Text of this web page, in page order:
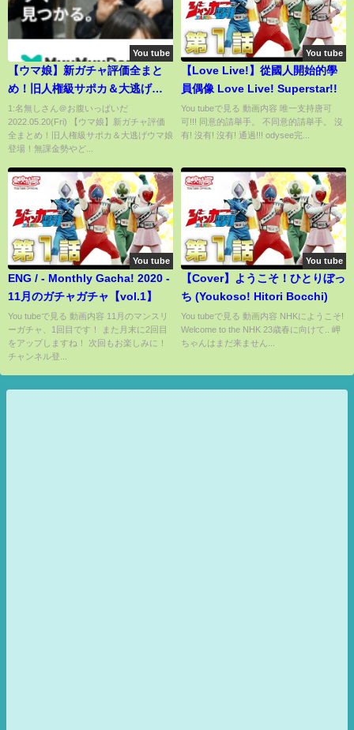
You tube
【ウマ娘】新ガチャ評価全まと
め！旧人権級サポカ＆大逃げウ
マ娘登場！無課金勢やどんな人
が引くべきか詳しく解説！メジ
ロパーマー/SSRマチカネフクキ
チャ【うまむすめ】
1:名無しさん＠お腹いっぱいだ
2022.05.20(Fri) 【ウマ娘】新ガチャ評価
全まとめ！旧人権級サポカ＆大逃げウマ娘
登場！無課金勢やど...
You tube
【Love Live!】從國人開始的學
員偶像 Love Live! Superstar!!
You tubeで見る 動画内容 唯一支持唐可
可!!! 同意的請舉手。 不同意的請舉手。 沒
有! 沒有! 沒有! 通過!!! odysee完...
You tube
ENG / - Monthly Gacha! 2020 -
11月のガチャガチャ【vol.1】
You tubeで見る 動画内容 11月のマンスリ
ーガチャ、1回目です！ また月末に2回目
をアップしますね！ 次回もお楽しみに！
チャンネル登...
You tube
【Cover】ようこそ！ひとりぼっ
ち (Youkoso! Hitori Bocchi)
You tubeで見る 動画内容 NHKにようこそ!
Welcome to the NHK 23歳春に向けて.. 岬
ちゃんはまだ来ません...